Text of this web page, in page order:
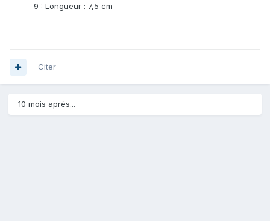
9 : Longueur : 7,5 cm
Citer
10 mois après...